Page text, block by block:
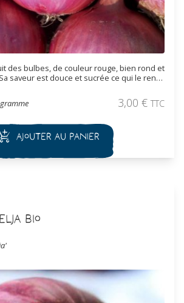
des bulbes, de couleur rouge, bien rond et
saveur est douce et sucrée ce qui le rend
3,00 € TTC
Ajouter au panier
Bio